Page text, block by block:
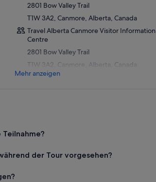
2801 Bow Valley Trail
T1W 3A2, Canmore, Alberta, Canada
Travel Alberta Canmore Visitor Information
Centre
2801 Bow Valley Trail
T1W 3A2, Canmore, Alberta, Canada
Mehr anzeigen
der Tour vorgesehen?